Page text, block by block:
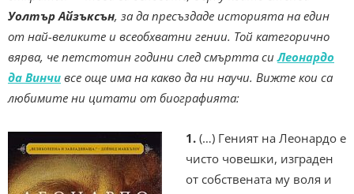
Уолтър Айзъксън, за да пресъздаде историята на един
от най-великите и всеобхватни гении. Той категорично
вярва, че петстотин години след смъртта сиЛеонардо
да Винчи все още има на какво да ни научи. Вижте кои са
любимите ни цитати от биографията:
1. (…) Геният на Леонардо е
чисто човешки, изграден
от собствената му воля и